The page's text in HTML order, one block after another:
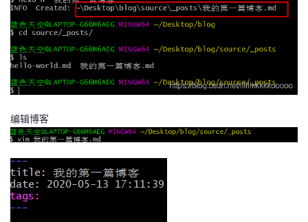
编辑博客